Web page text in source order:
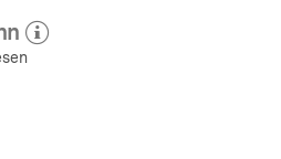
Autor)
öffnen